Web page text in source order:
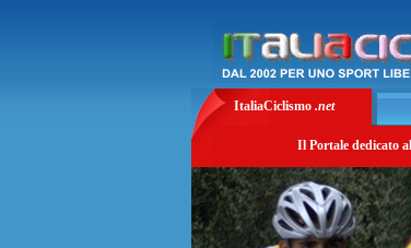
ItaliaCiclismo .net
Il Portale dedicato